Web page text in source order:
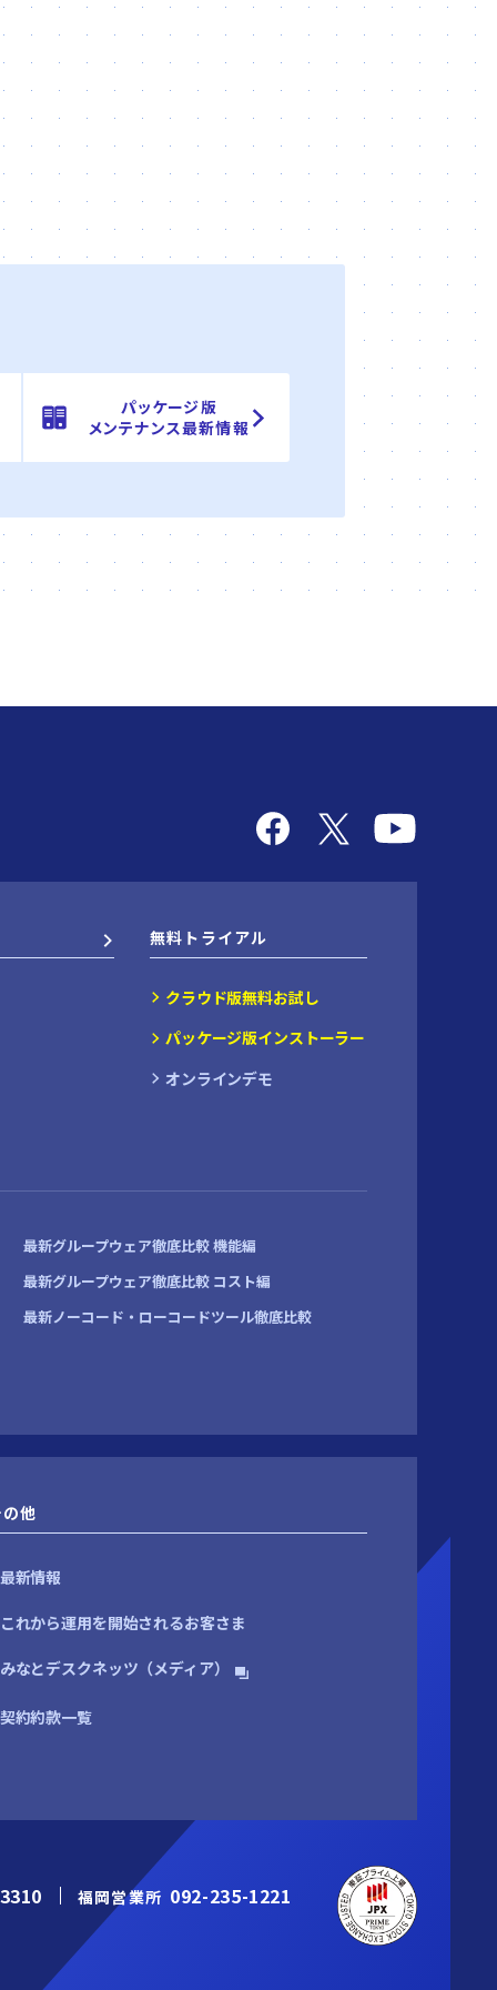
パッケージ版
メンテナンス最新情報
無料トライアル
クラウド版無料お試し
パッケージ版インストーラー
オンラインデモ
最新グループウェア徹底比較 機能編
最新グループウェア徹底比較 コスト編
最新ノーコード・ローコードツール徹底比較
他
最新情報
これから運用を開始されるお客さま
みなとデスクネッツ（メディア）
契約約款一覧
福岡営業所 092-235-1221